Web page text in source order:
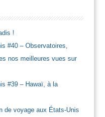
!
#40 – Observatoires,
nos meilleures vues sur
#39 – Hawaï, à la
de voyage aux États-Unis